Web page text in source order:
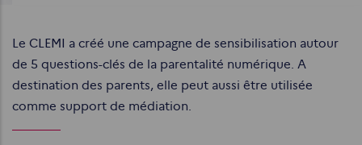
Le CLEMI a créé une campagne de sensibilisation autour
de 5 questions-clés de la parentalité numérique. A
destination des parents, elle peut aussi être utilisée
comme support de médiation.